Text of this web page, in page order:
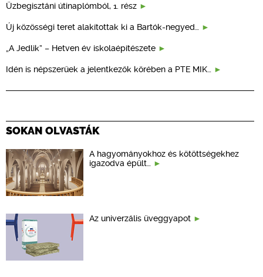
Üzbegisztáni útinaplómból, 1. rész
Új közösségi teret alakítottak ki a Bartók-negyed…
„A Jedlik” – Hetven év iskolaépítészete
Idén is népszerűek a jelentkezők körében a PTE MIK…
SOKAN OLVASTÁK
A hagyományokhoz és kötöttségekhez
igazodva épült…
Az univerzális üveggyapot